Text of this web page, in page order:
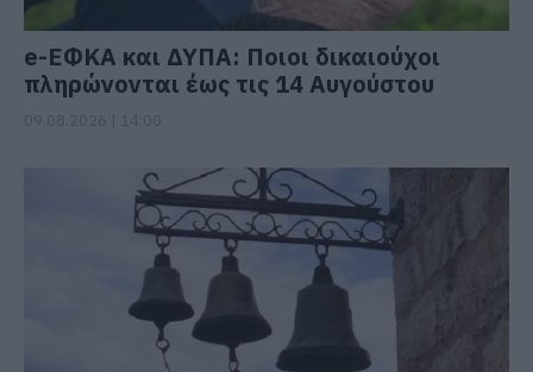
e-ΕΦΚΑ και ΔΥΠΑ: Ποιοι δικαιούχοι
πληρώνονται έως τις 14 Αυγούστου